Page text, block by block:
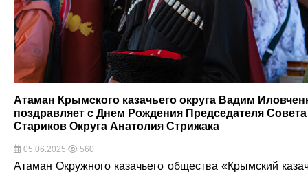
Атаман Крымского казачьего округа Вадим
поздравляет с Днем Рождения Председателя Совета
Стариков Округа Анатолия Стрижака
05.06.2025 560
Атаман Окружного казачьего общества «Крымский